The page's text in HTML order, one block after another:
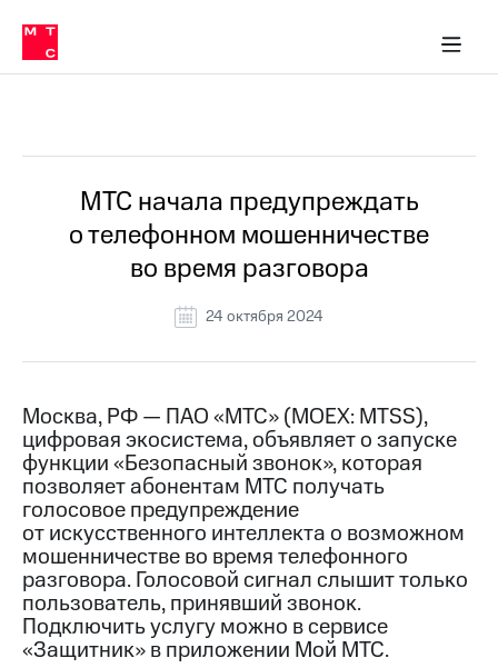
Медиа-центр
и акционерам
Устойчивое развитие
Комплаенс и деловая этика
компании
Карьера
История
компании
Руководство
информация
Контакты
Медиа-центр
Пресс-
релизы
МТС
о технологиях
Достижения
Интервью
в МТС
Пресс-
релизы
о технологиях
МТС начала предупреждать
о телефонном мошенничестве
во время разговора
24 октября 2024
Москва, РФ — ПАО «МТС» (MOEX: MTSS),
цифровая экосистема, объявляет о запуске
функции «Безопасный звонок», которая
позволяет абонентам МТС получать
голосовое предупреждение
от искусственного интеллекта о возможном
мошенничестве во время телефонного
разговора. Голосовой сигнал слышит только
пользователь, принявший звонок.
Подключить услугу можно в сервисе
«Защитник» в приложении Мой МТС.